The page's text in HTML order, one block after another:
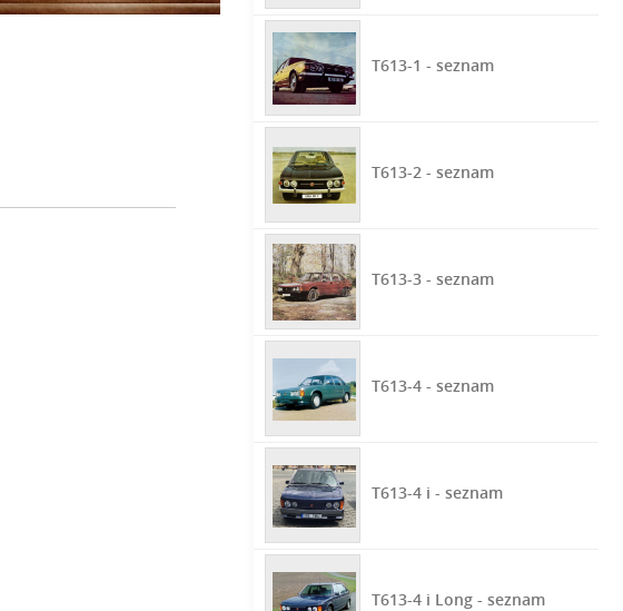
T613-1 - seznam
T613-2 - seznam
T613-3 - seznam
T613-4 - seznam
T613-4 i - seznam
T613-4 i Long - seznam